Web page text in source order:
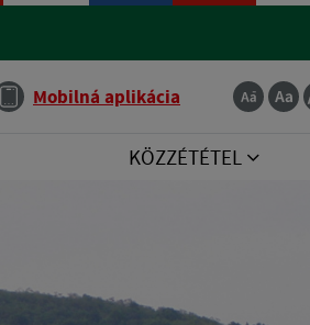
Mobilná aplikácia
KÖZZÉTÉTEL